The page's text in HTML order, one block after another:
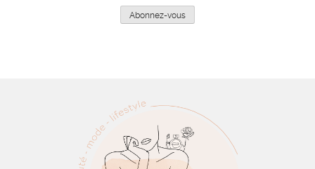
Abonnez-vous